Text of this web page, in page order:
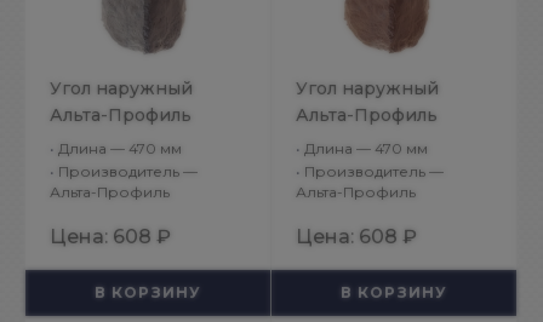
Угол наружный
Альта-Профиль
Бутовый камень
Скандинавский
• Длина — 470 мм
• Производитель —
Альта-Профиль
Цена: 608 ₽
В КОРЗИНУ
Угол наружный
Альта-Профиль
Бутовый камень
Скифский
• Длина — 470 мм
• Производитель —
Альта-Профиль
Цена: 608 ₽
В КОРЗИНУ